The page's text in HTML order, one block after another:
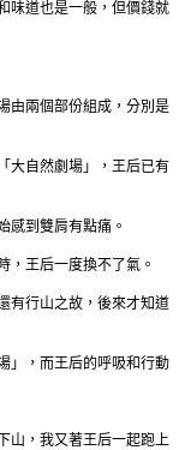
味道也是一般，但價錢就
由兩個部份組成，分別是
大自然劇場」，王后已有
感到雙肩有點痛。
，王后一度換不了氣。
有行山之故，後來才知道
」，而王后的呼吸和行動
山，我又著王后一起跑上